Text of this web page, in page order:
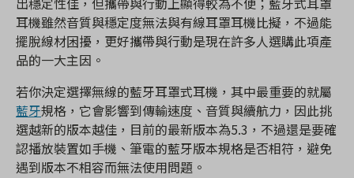
耳機雖然音質與穩定度無法與有線耳罩耳機比擬，不過能
擺脫線材困擾，更好攜帶與行動是現在許多人選購此項產
品的一大主因。
若你決定選擇無線的藍牙耳罩式耳機，其中最重要的就屬
藍牙規格，它會影響到傳輸速度、音質與續航力，因此挑
選越新的版本越佳，目前的最新版本為5.3，不過還是要確
認播放裝置如手機、筆電的藍牙版本規格是否相符，避免
遇到版本不相容而無法使用問題。